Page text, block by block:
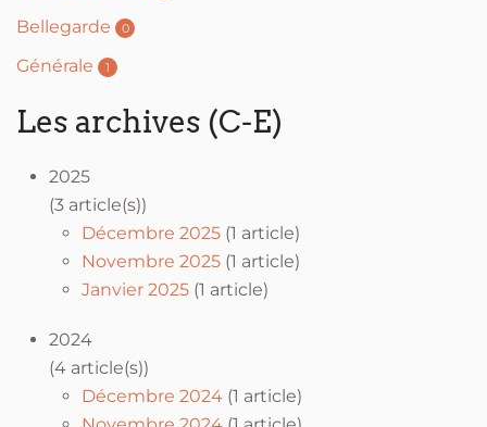
Bellegarde 0
Générale 1
Les archives (C-E)
2025
(3 article(s))
Décembre 2025 (1 article)
Novembre 2025 (1 article)
Janvier 2025 (1 article)
2024
(4 article(s))
Décembre 2024 (1 article)